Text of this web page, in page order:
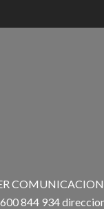
844 934